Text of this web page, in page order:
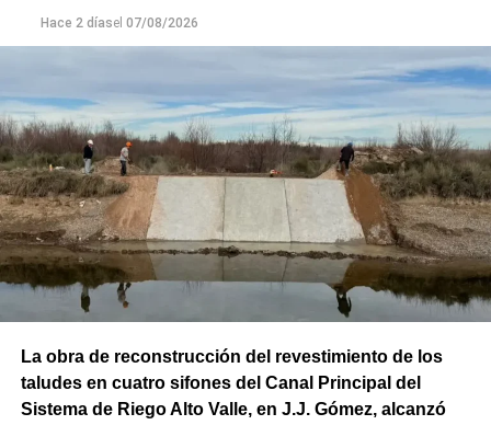
Hace 2 díasel 07/08/2026
La obra de reconstrucción del revestimiento de los
taludes en cuatro sifones del Canal Principal del
Sistema de Riego Alto Valle, en J.J. Gómez, alcanzó